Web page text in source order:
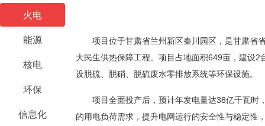
火电
能源
核电
环保
信息化
项目位于甘肃省兰州新区秦川园区，是甘肃省
大民生供热保障工程。项目占地面积649亩，建设
设脱硫、脱硝、脱硫废水零排放系统等环保设施。
项目全面投产后，预计年发电量达38亿千瓦时
的用电负荷需求，提升电网运行的安全性与稳定性